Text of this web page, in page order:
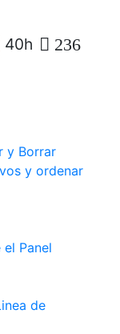
40h 236
y Borrar
y ordenar
Panel
de